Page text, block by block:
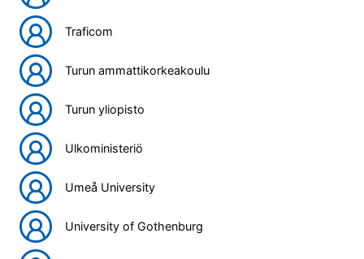
Traficom
Turun ammattikorkeakoulu
Turun yliopisto
Ulkoministeriö
Umeå University
University of Gothenburg